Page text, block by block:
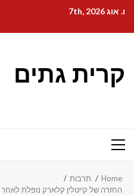
content
ו. אוג 7th, 2026
קרית גתים
Primary
Home
תרבות
החזרה של קייטלין קלארק נופלת